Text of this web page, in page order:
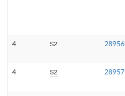
4 S2 28956
4 S2 28957